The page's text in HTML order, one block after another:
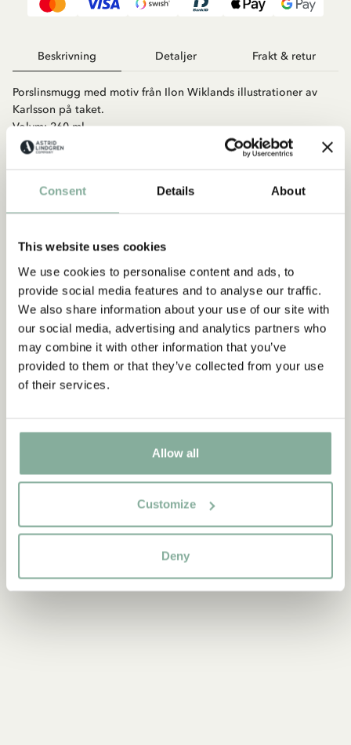
Consent Details About
This website uses cookies
We use cookies to personalise content and ads, to
provide social media features and to analyse our traffic.
We also share information about your use of our site with
our social media, advertising and analytics partners who
may combine it with other information that you’ve
provided to them or that they’ve collected from your use
of their services.
Allow all
Customize
Deny
Beskrivning Detaljer Frakt & retur
Porslinsmugg med motiv från Ilon Wiklands illustrationer av
Karlsson på taket.
Volym: 260 ml
Matcha med
Mugg Ronja Rövardotter 260 ml - Grön
RONJA RÖVARDOTTER
149.00 SEK
LÄGG I VARUKORG
TEXTIL DUKNING MUGGAR & KOPPAR